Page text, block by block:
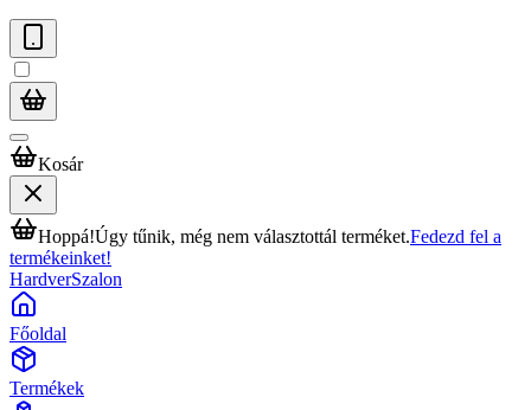
Kosár
Hoppá!Úgy tűnik, még nem választottál terméket.Fedezd fel a
termékeinket!
HardverSzalon
Főoldal
Termékek